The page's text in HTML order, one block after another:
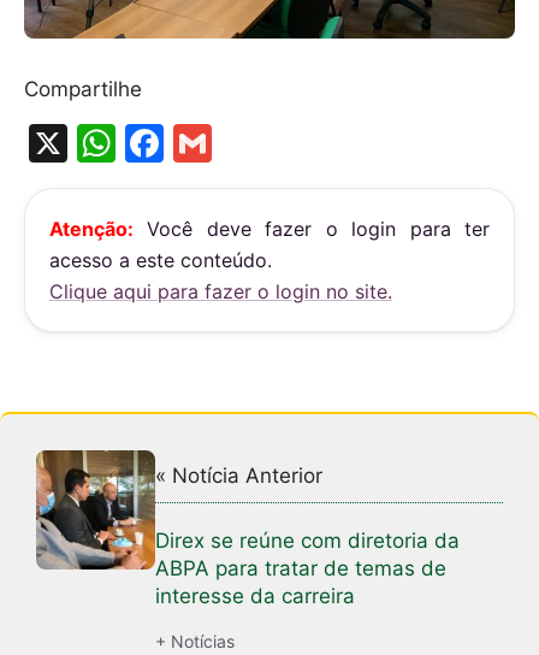
Compartilhe
X
W
h
at
s
A
p
F
a
c
e
b
o
k
m
ai
l
Atenção: Você deve fazer o login para ter
acesso a este conteúdo.
Clique aqui para fazer o login no site.
« Notícia Anterior
Direx se reúne com diretoria da
ABPA para tratar de temas de
interesse da carreira
+ Notícias